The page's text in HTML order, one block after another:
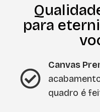
para
Canvas
quadro é